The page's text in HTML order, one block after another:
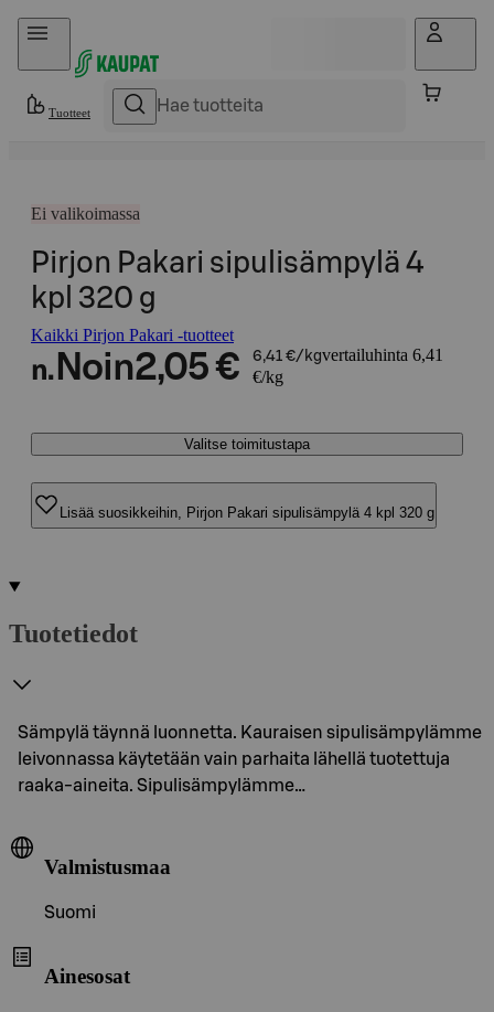
Hyppää sisältöön
Tuotteet
Ei valikoimassa
Pirjon Pakari sipulisämpylä 4
kpl 320 g
Kaikki Pirjon Pakari -tuotteet
n. Noin2,05 € 6,41 €/kgvertailuhinta 6,41
€/kg
Valitse toimitustapa
Lisää suosikkeihin, Pirjon Pakari sipulisämpylä 4 kpl 320 g
Tuotetiedot
Sämpylä täynnä luonnetta. Kauraisen sipulisämpylämme
leivonnassa käytetään vain parhaita lähellä tuotettuja
raaka-aineita. Sipulisämpylämme…
Valmistusmaa
Suomi
Ainesosat